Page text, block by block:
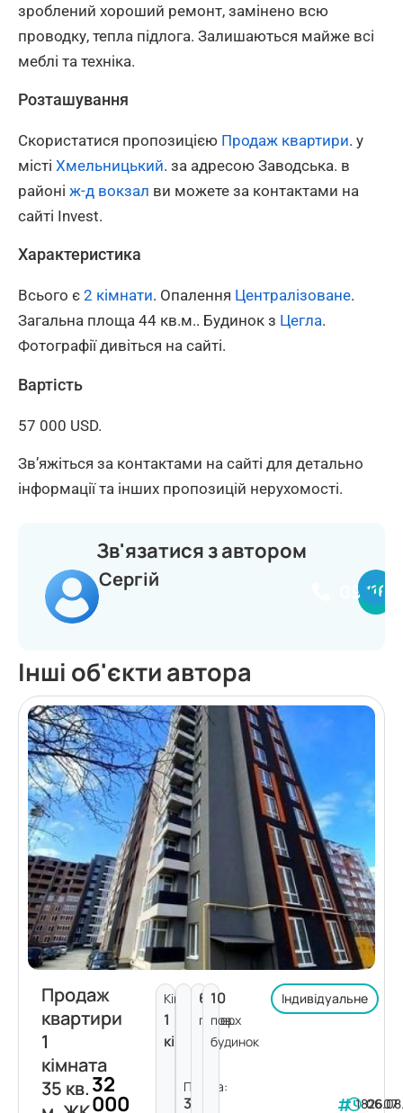
зроблений хороший ремонт, замінено всю
проводку, тепла підлога. Залишаються майже всі
меблі та техніка.
Розташування
Скористатися пропозицією Продаж квартири. у
місті Хмельницький. за адресою Заводська. в
районі ж-д вокзал ви можете за контактами на
сайті Invest.
Характеристика
Всього є 2 кімнати. Опалення Централізоване.
Загальна площа 44 кв.м.. Будинок з Цегла.
Фотографії дивіться на сайті.
Вартість
57 000 USD.
Зв’яжіться за контактами на сайті для детально
інформації та інших пропозицій нерухомості.
Зв'язатися з автором
Сергій
Інші об'єкти автора
Продаж
квартири
1
кімната
35 кв.32
000
Кімнат:
1
кімната
Площа:
35
6
поверх
10
пов.
будинок
Індивідуальне
182607